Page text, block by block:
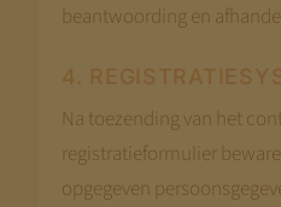
beantwoording en
4.
Na toezending van het
registratieformulier
opgegeven